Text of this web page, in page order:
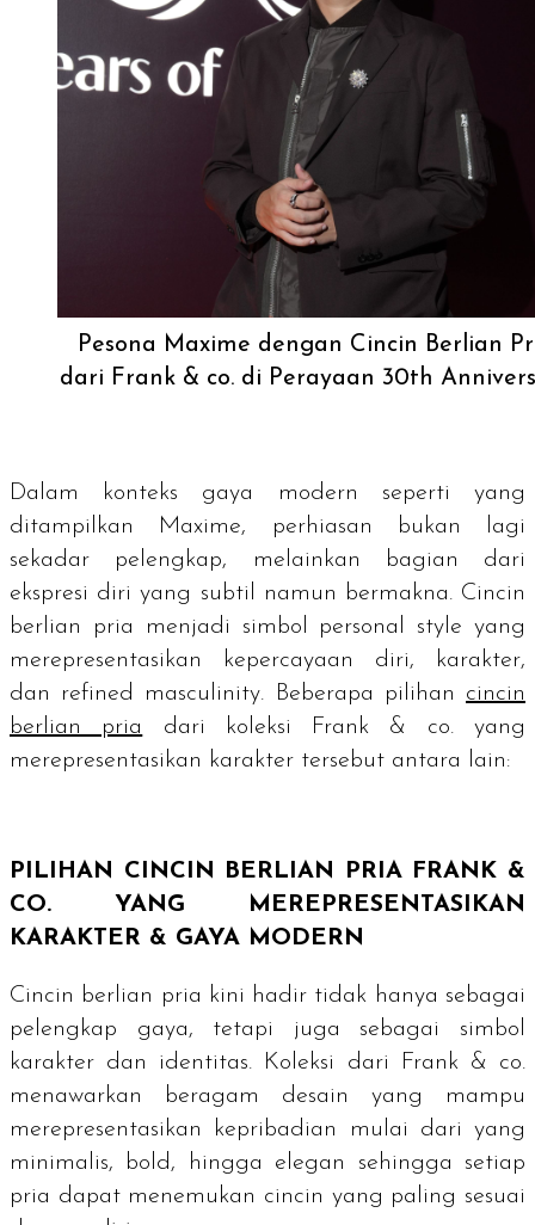
Pesona Maxime dengan Cincin Berlian
dari Frank & co. di Perayaan 30th
Dalam konteks gaya modern seperti yang
ditampilkan Maxime, perhiasan bukan lagi
sekadar pelengkap, melainkan bagian dari
ekspresi diri yang subtil namun bermakna. Cincin
berlian pria menjadi simbol personal style yang
merepresentasikan kepercayaan diri, karakter,
dan refined masculinity. Beberapa pilihan cincin
berlian pria
dari koleksi Frank & co. yang
merepresentasikan karakter tersebut antara lain:
PILIHAN CINCIN BERLIAN PRIA FRANK &
CO. YANG MEREPRESENTASIKAN
KARAKTER & GAYA MODERN
Cincin berlian pria kini hadir tidak hanya sebagai
pelengkap gaya, tetapi juga sebagai simbol
karakter dan identitas. Koleksi dari Frank & co.
menawarkan beragam desain yang mampu
merepresentasikan kepribadian mulai dari yang
minimalis,
bold , hingga elegan sehingga setiap
pria dapat menemukan cincin yang paling sesuai